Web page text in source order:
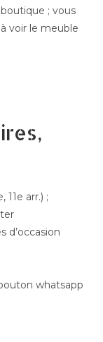
; vous
voir le meuble
11e arr.) ;
d’occasion
whatsapp